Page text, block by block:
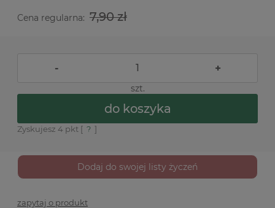
Cena regularna: 7,90 zł
- +
szt.
do koszyka
Zyskujesz 4 pkt [ ? ]
Dodaj do swojej listy życzeń
zapytaj o produkt